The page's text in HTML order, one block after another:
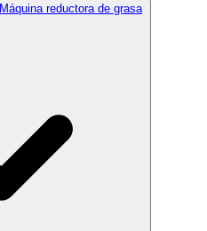
reductora de grasa